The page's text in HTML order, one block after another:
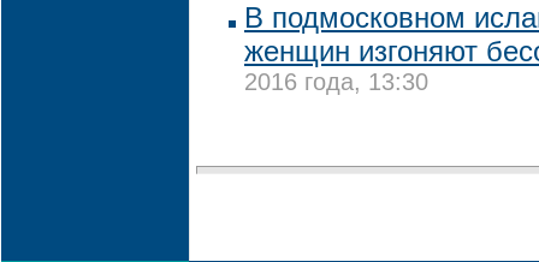
В подмосковном
женщин изгоняют
2016 года, 13:30